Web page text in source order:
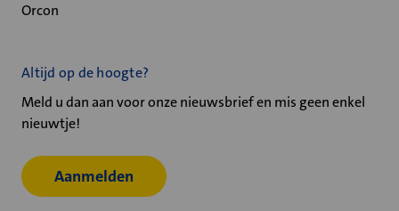
Orcon
Altijd op de hoogte?
Meld u dan aan voor onze nieuwsbrief en mis geen enkel
nieuwtje!
Aanmelden